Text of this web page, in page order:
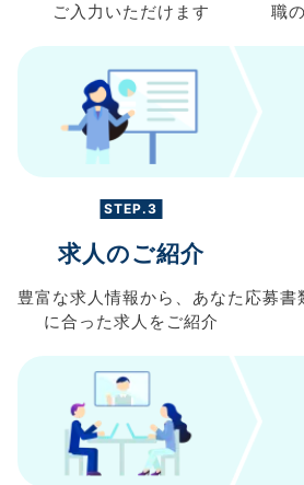
ご入力 いただけます
職の
STEP.3
求人のご紹介
豊富な求人情報から、 あなた
に合った求人を ご紹介
応募書